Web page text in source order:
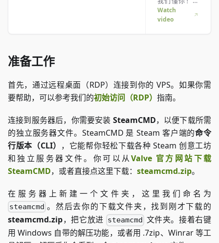
来看看我们的
视频，帮你轻
Watch
video
准备工作
首先，通过远程桌面（RDP）连接到你的 VPS。如果你需
要帮助，可以参考我们的初始访问（RDP） 指南。
连接到服务器后，你需要安装 SteamCMD，以便下载所需
的独立服务器文件。SteamCMD 是 Steam 客户端的命令
行版本（CLI） ，它能帮你轻松下载各种 Steam 创意工坊
和独立服务器文件。你可以从Valve 官方网站下载
SteamCMD，或者直接点这里下载： steamcmd.zip。
在服务器上新建一个文件夹，这里我们命名为
steamcmd 。然后去你的下载文件夹，找到刚才下载的
steamcmd.zip，把它放进 steamcmd 文件夹。接着右键
用 Windows 自带的解压功能，或者用 .7zip、Winrar 等工